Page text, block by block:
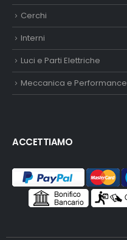
Cerchi
Interni
Luci e Parti Elettriche
Meccanica e Performance
ACCETTIAMO